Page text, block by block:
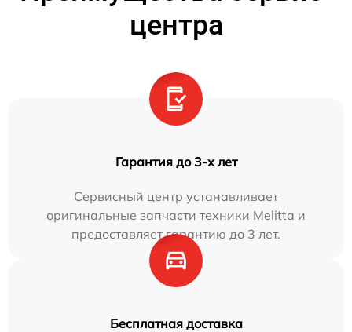
центра
Гарантия до 3-х лет
Сервисный центр устанавливает
оригинальные запчасти техники Melitta и
предоставляет гарантию до 3 лет.
Бесплатная доставка